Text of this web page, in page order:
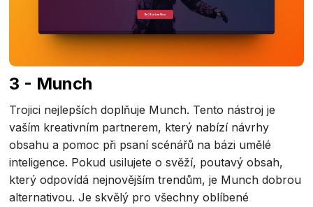
3 - Munch
Trojici nejlepších doplňuje Munch. Tento nástroj je
vaším kreativním partnerem, který nabízí návrhy
obsahu a pomoc při psaní scénářů na bázi umělé
inteligence. Pokud usilujete o svěží, poutavý obsah,
který odpovídá nejnovějším trendům, je Munch dobrou
alternativou. Je skvělý pro všechny oblíbené